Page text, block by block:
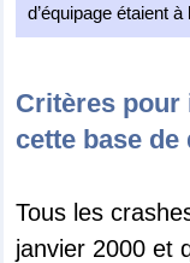
d’équipage étaient
Critères pour
cette base de
Tous les
janvier 2000 et